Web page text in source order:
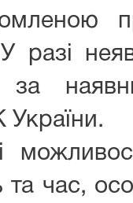
разі
за
України.
та час,